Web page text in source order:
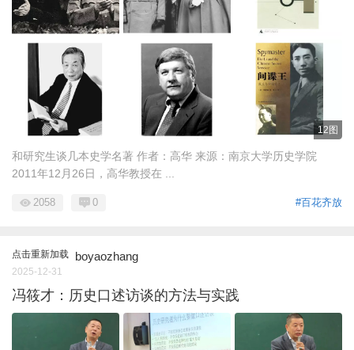
12图
和研究生谈几本史学名著 作者：高华 来源：南京大学历史学院
2011年12月26日，高华教授在 ...
#百花齐放
2058 0
点击重新加载 boyaozhang
2025-12-31
冯筱才：历史口述访谈的方法与实践